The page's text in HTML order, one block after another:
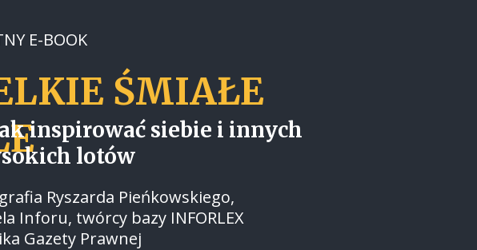
ŚMIAŁE
inspirować siebie i innych
lotów
E-BOOK
Ryszarda Pieńkowskiego,
Inforu, twórcy bazy INFORLEX
Gazety Prawnej